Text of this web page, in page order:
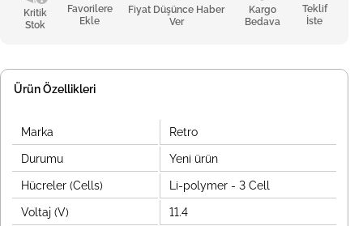
Kritik
Stok
Favorilere
Ekle
Fiyat Düşünce Haber
Ver
Kargo
Bedava
Teklif
İste
Ürün Özellikleri
Marka Retro
Durumu Yeni ürün
Hücreler (Cells) Li-polymer - 3 Cell
Voltaj (V) 11.4